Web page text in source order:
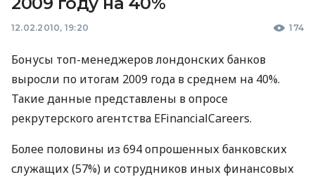
12.02.2010, 19:20 174
Бонусы топ-менеджеров лондонских банков
выросли по итогам 2009 года в среднем на 40%.
Такие данные представлены в опросе
рекрутерского агентства EFinancialCareers.
Более половины из 694 опрошенных банковских
служащих (57%) и сотрудников иных финансовых